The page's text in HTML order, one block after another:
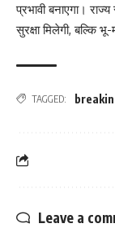
प्रभावी बनाएगा।
सुरक्षा मिलेगी, बल्कि
TAGGED:
Leave a